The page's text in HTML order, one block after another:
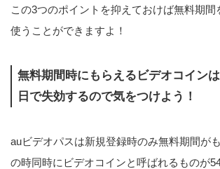
この3つのポイントを抑えておけば無料期間
使うことができますよ！
無料期間時にもらえるビデオコイン
日で失効するので気をつけよう！
auビデオパスは新規登録時のみ無料期間が
の時同時にビデオコインと呼ばれるものが